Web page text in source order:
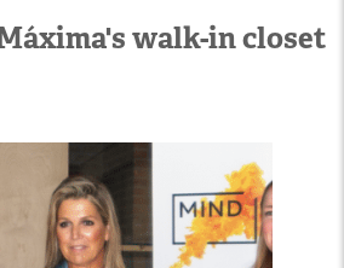
walk-in closet